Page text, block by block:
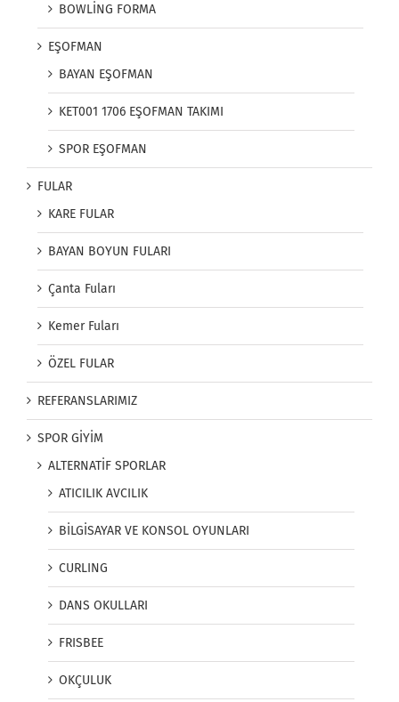
BOWLİNG FORMA
EŞOFMAN
BAYAN EŞOFMAN
KET001 1706 EŞOFMAN TAKIMI
SPOR EŞOFMAN
FULAR
KARE FULAR
BAYAN BOYUN FULARI
Çanta Fuları
Kemer Fuları
ÖZEL FULAR
REFERANSLARIMIZ
SPOR GİYİM
ALTERNATİF SPORLAR
ATICILIK AVCILIK
BİLGİSAYAR VE KONSOL OYUNLARI
CURLING
DANS OKULLARI
FRISBEE
OKÇULUK